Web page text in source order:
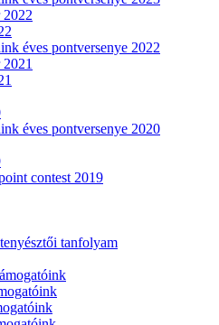
2022
éves pontversenye 2022
éves pontversenye 2020
contest 2019
tanfolyam